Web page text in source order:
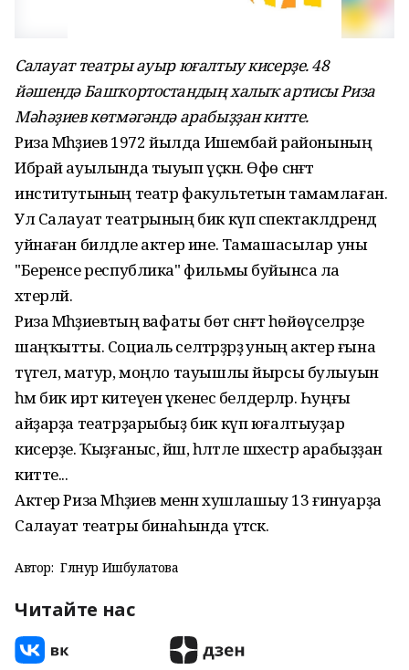
Салауат театры ауыр юғалтыу кисерҙе. 48
йәшендә Башҡортостандың халыҡ артисы Риза
Мәһәҙиев көтмәгәндә арабыҙҙан китте.
Риза Мәһәҙиев 1972 йылда Ишембай районының
Ибрай ауылында тыуып үҫкән. Өфө сәнғәт
институтының театр факультетын тамамлаған.
Ул Салауат театрының бик күп спектаклдәрендә
уйнаған билдәле актер ине. Тамашасылар уны
"Беренсе республика" фильмы буйынса ла
хәтерләй.
Риза Мәһәҙиевтың вафаты бөтә сәнғәт һөйөүселәрҙе
шаңҡытты. Социаль селтәрҙәрҙә уның актер ғына
түгел, матур, моңло тауышлы йырсы булыуын
һәм бик иртә китеүенә үкенес белдерәләр. Һуңғы
айҙарҙа театрҙарыбыҙ бик күп юғалтыуҙар
кисерҙе. Ҡыҙғаныс, йәш, һәләтле шәхестәр арабыҙҙан
китте...
Актер Риза Мәһәҙиев менән хушлашыу 13 ғинуарҙа
Салауат театры бинаһында үтәсәк.
Автор: Гөлнур Ишбулатова
Читайте нас